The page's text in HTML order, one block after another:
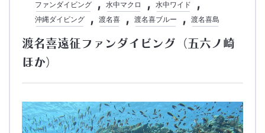
ファンダイビング
水中マクロ
水中ワイド
沖縄ダイビング
渡名喜 渡名喜ブルー 渡名喜島
渡名喜遠征ファンダイビング（五六ノ崎
ほか）